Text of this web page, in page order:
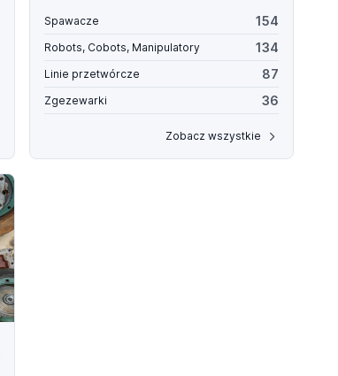
Spawacze 154
Robots, Cobots, Manipulatory 134
Linie przetwórcze 87
Zgezewarki 36
Zobacz wszystkie